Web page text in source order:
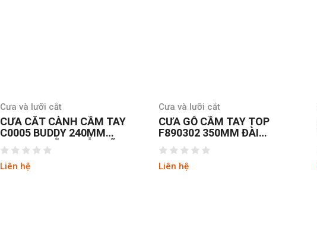
Cưa và lưỡi cắt
CƯA CẮT CÀNH CẦM TAY
C0005 BUDDY 240MM
BAO ĐEO BẰNG GỖ LƯỠI
THÉP NHẬT SK4
Liên hệ
Cưa và lưỡi cắt
CƯA GỖ CẦM TAY TOP
F890302 350MM ĐÀI
LOAN
Liên hệ